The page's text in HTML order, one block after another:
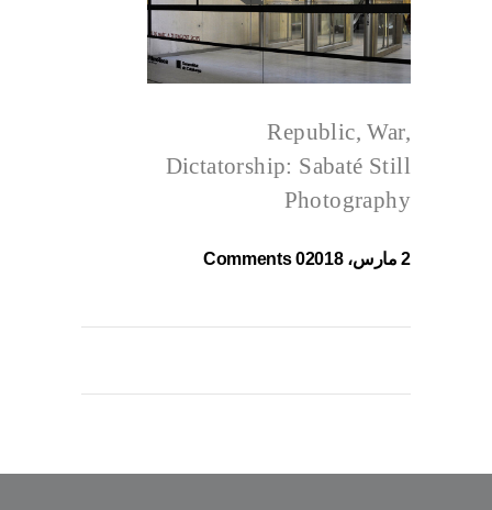
Republic, War,
Dictatorship: Sabaté Still
Photography
2 مارس، 2018 0 Comments